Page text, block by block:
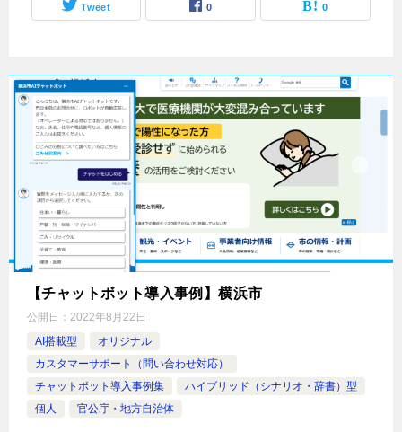
Tweet 0 0
【チャットボット導入事例】横浜市
公開日： 2022年8月22日
AI搭載型
オリジナル
カスタマーサポート（問い合わせ対応）
チャットボット導入事例集
ハイブリッド（シナリオ・辞書）型
個人
官公庁・地方自治体